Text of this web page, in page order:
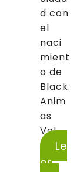
d con
el
naci
mient
o de
Black
Anim
as
Vol....
Le
er